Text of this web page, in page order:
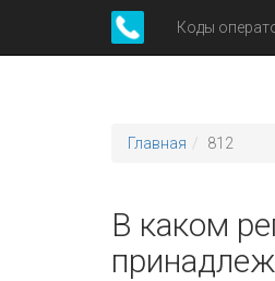
Коды
Главная 812
В каком